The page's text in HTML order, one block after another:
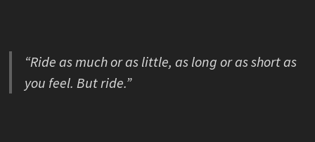
“Ride as much or as little, as long or as short as
you feel. But ride.”